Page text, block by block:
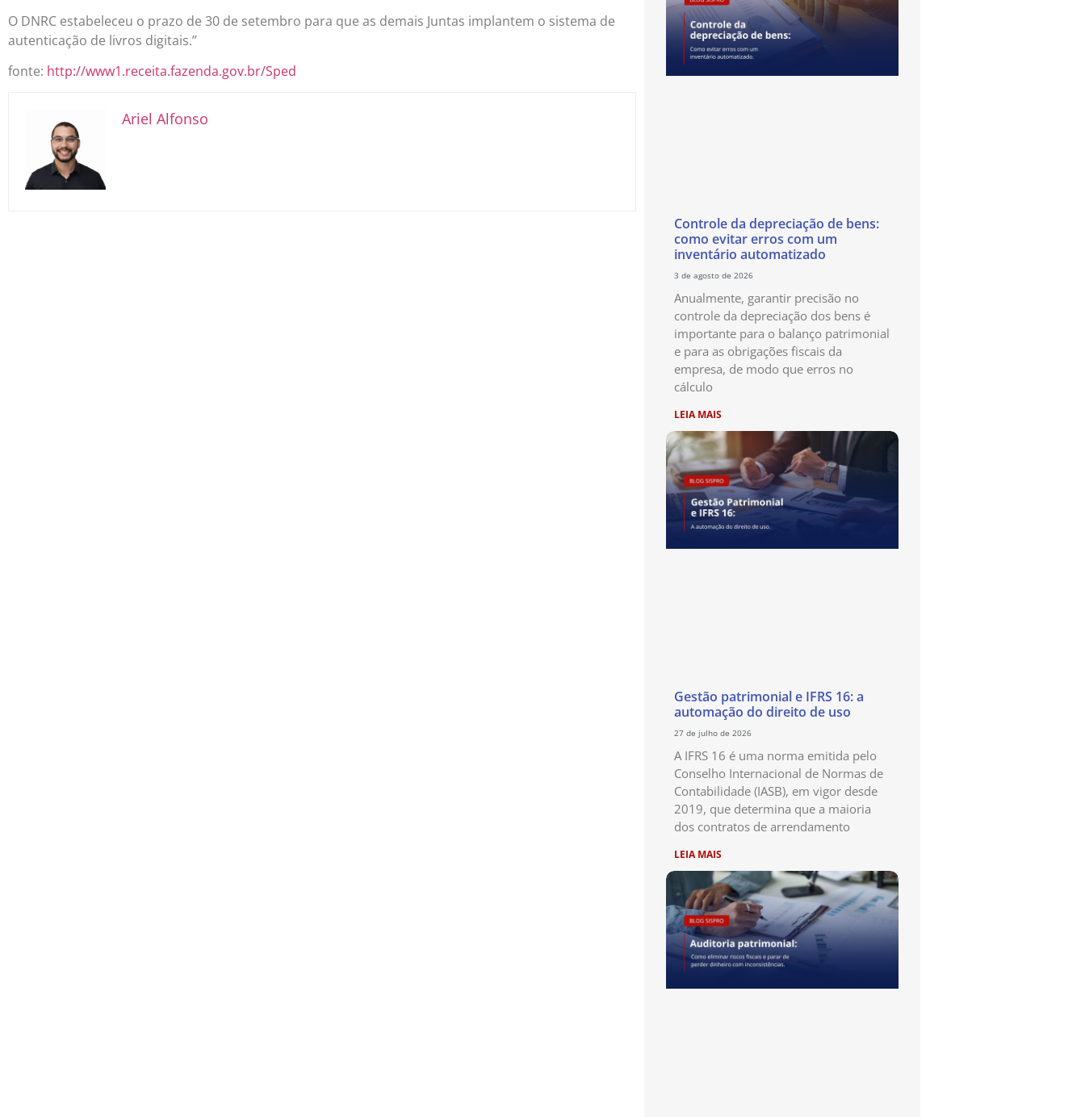
O DNRC estabeleceu o prazo de 30 de setembro para que as demais Juntas implantem o sistema de
autenticação de livros digitais.”
fonte: http://www1.receita.fazenda.gov.br/Sped
Ariel Alfonso
Controle da depreciação de bens:
como evitar erros com um
inventário automatizado
3 de agosto de 2026
Anualmente, garantir precisão no
controle da depreciação dos bens é
importante para o balanço patrimonial
e para as obrigações fiscais da
empresa, de modo que erros no
cálculo
LEIA MAIS
Gestão patrimonial e IFRS 16: a
automação do direito de uso
27 de julho de 2026
A IFRS 16 é uma norma emitida pelo
Conselho Internacional de Normas de
Contabilidade (IASB), em vigor desde
2019, que determina que a maioria
dos contratos de arrendamento
LEIA MAIS